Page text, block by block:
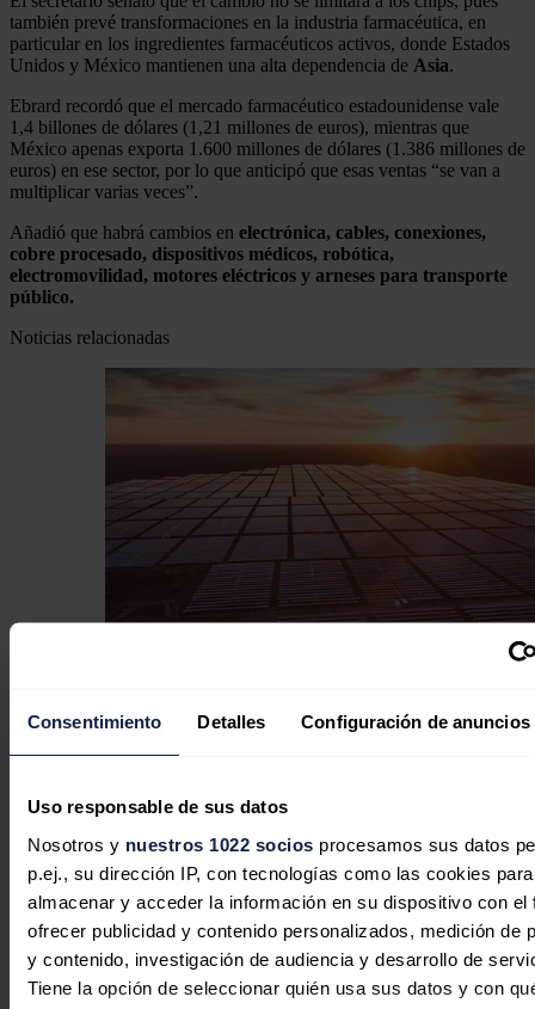
Consentimiento Detalles Configuración de anuncios
Uso responsable de sus datos
Nosotros y nuestros 1022 socios procesamos sus datos
p.ej., su dirección IP, con tecnologías como las cookies para
almacenar y acceder la información en su dispositivo con el
ofrecer publicidad y contenido personalizados, medición de
y contenido, investigación de audiencia y desarrollo de
Tiene la opción de seleccionar quién usa sus datos y con
también prevé transformaciones en la industria farmacéutica, en
particular en los ingredientes farmacéuticos activos, donde Estados
Unidos y México mantienen una alta dependencia de Asia.
Ebrard recordó que el mercado farmacéutico estadounidense vale
1,4 billones de dólares (1,21 millones de euros), mientras que
México apenas exporta 1.600 millones de dólares (1.386 millones de
euros) en ese sector, por lo que anticipó que esas ventas “se van a
multiplicar varias veces”.
Añadió que habrá cambios en electrónica, cables, conexiones,
cobre procesado, dispositivos médicos, robótica,
electromovilidad, motores eléctricos y arneses para transporte
público.
Noticias relacionadas
Copenhagen Infrastructure Partners
en México
Redacción
Energía Costa Azul, la segunda